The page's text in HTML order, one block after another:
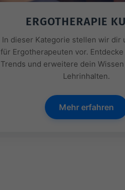
ERGOTHERAPIE
In dieser Kategorie stellen wir dir
für Ergotherapeuten vor.
Trends und erweitere dein
Lehrinhalten.
Mehr erfahren